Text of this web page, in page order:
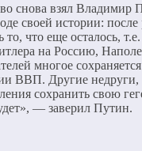
снова взял
своей истории:
то, что еще осталось,
на Россию,
многое
ВВП. Другие
сохранить свою
— заверил Путин.